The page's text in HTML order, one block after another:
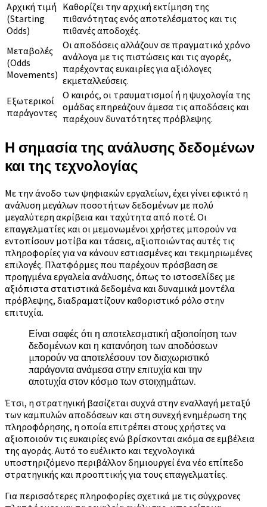
Αρχική τιμή
(Starting
Odds)
Καθορίζει την αρχική εκτίμηση της
πιθανότητας ενός αποτελέσματος και τις
πιθανές αποδοχές.
Μεταβολές
(Odds
Movements)
Οι αποδόσεις αλλάζουν σε πραγματικό χρόνο
ανάλογα με τις πιστώσεις και τις αγορές,
παρέχοντας ευκαιρίες για αξιόλογες
εκμεταλλεύσεις.
Εξωτερικοί
παράγοντες
Ο καιρός, οι τραυματισμοί ή η ψυχολογία της
ομάδας επηρεάζουν άμεσα τις αποδόσεις και
παρέχουν δυνατότητες πρόβλεψης.
Η σημασία της ανάλυσης δεδομένων
και της τεχνολογίας
Με την άνοδο των ψηφιακών εργαλείων, έχει γίνει εφικτό η
ανάλυση μεγάλων ποσοτήτων δεδομένων με πολύ
μεγαλύτερη ακρίβεια και ταχύτητα από ποτέ. Οι
επαγγελματίες και οι μεμονωμένοι χρήστες μπορούν να
εντοπίσουν μοτίβα και τάσεις, αξιοποιώντας αυτές τις
πληροφορίες για να κάνουν εστιασμένες και τεκμηριωμένες
επιλογές. Πλατφόρμες που παρέχουν πρόσβαση σε
προηγμένα εργαλεία ανάλυσης, όπως το ιστοσελίδες με
αξιόπιστα στατιστικά δεδομένα και δυναμικά μοντέλα
πρόβλεψης, διαδραματίζουν καθοριστικό ρόλο στην
επιτυχία.
Είναι σαφές ότι η αποτελεσματική αξιοποίηση των
δεδομένων και η κατανόηση των αποδόσεων
μπορούν να αποτελέσουν τον διαχωριστικό
παράγοντα ανάμεσα στην επιτυχία και την
αποτυχία στον κόσμο των στοιχημάτων.
Έτσι, η στρατηγική βασίζεται συχνά στην εναλλαγή μεταξύ
των καμπυλών αποδόσεων και στη συνεχή ενημέρωση της
πληροφόρησης, η οποία επιτρέπει στους χρήστες να
αξιοποιούν τις ευκαιρίες ενώ βρίσκονται ακόμα σε εμβέλεια
της αγοράς. Αυτό το ευέλικτο και τεχνολογικά
υποστηριζόμενο περιβάλλον δημιουργεί ένα νέο επίπεδο
στρατηγικής και προοπτικής για τους επαγγελματίες.
Για περισσότερες πληροφορίες σχετικά με τις σύγχρονες